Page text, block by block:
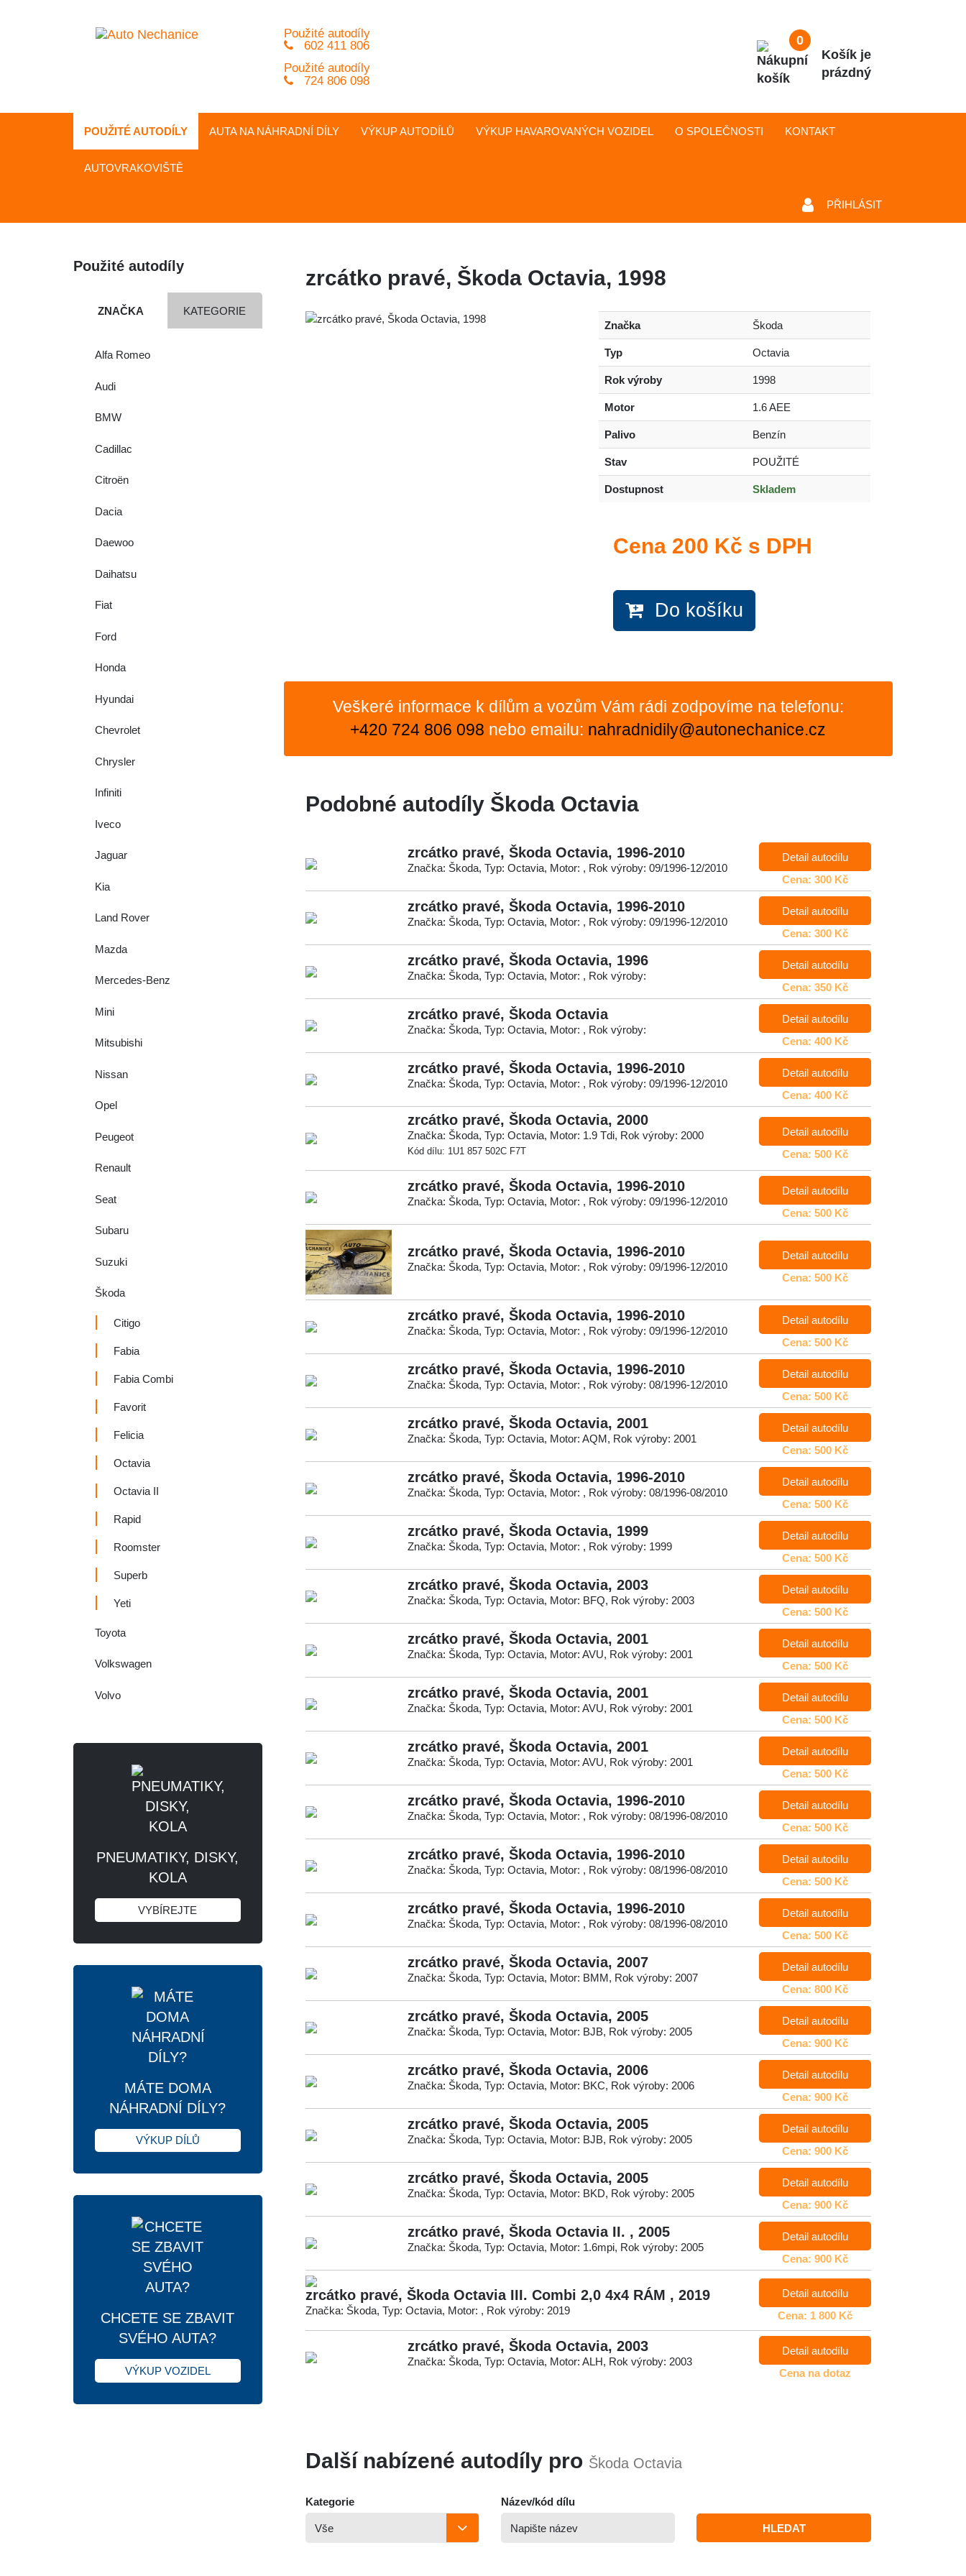
Použité autodíly
602 411 806
Použité autodíly
724 806 098
POUŽITÉ AUTODÍLY AUTA NA NÁHRADNÍ DÍLY VÝKUP AUTODÍLŮ VÝKUP HAVAROVANÝCH VOZIDEL O SPOLEČNOSTI KONTAKT
AUTOVRAKOVIŠTĚ
PŘIHLÁSIT
0
Košík je
prázdný
Použité autodíly
ZNAČKA KATEGORIE
Alfa Romeo
Audi
BMW
Cadillac
Citroën
Dacia
Daewoo
Daihatsu
Fiat
Ford
Honda
Hyundai
Chevrolet
Chrysler
Infiniti
Iveco
Jaguar
Kia
Land Rover
Mazda
Mercedes-Benz
Mini
Mitsubishi
Nissan
Opel
Peugeot
Renault
Seat
Subaru
Suzuki
Škoda
Citigo
Fabia
Fabia Combi
Favorit
Felicia
Octavia
Octavia II
Rapid
Roomster
Superb
Yeti
Toyota
Volkswagen
Volvo
PNEUMATIKY, DISKY,
KOLA
VYBÍREJTE
MÁTE DOMA
NÁHRADNÍ DÍLY?
VÝKUP DÍLŮ
CHCETE SE ZBAVIT
SVÉHO AUTA?
VÝKUP VOZIDEL
zrcátko pravé, Škoda Octavia, 1998
Značka Škoda
Typ Octavia
Rok výroby 1998
Motor 1.6 AEE
Palivo Benzín
Stav POUŽITÉ
Dostupnost Skladem
Cena 200 Kč s DPH
Do košíku
Veškeré informace k dílům a vozům Vám rádi zodpovíme na telefonu:
+420 724 806 098 nebo emailu: nahradnidily@autonechanice.cz
Podobné autodíly Škoda Octavia
zrcátko pravé, Škoda Octavia, 1996-2010
Značka: Škoda, Typ: Octavia, Motor: , Rok výroby: 09/1996-12/2010
Detail autodílu
Cena: 300 Kč
zrcátko pravé, Škoda Octavia, 1996-2010
Značka: Škoda, Typ: Octavia, Motor: , Rok výroby: 09/1996-12/2010
Detail autodílu
Cena: 300 Kč
zrcátko pravé, Škoda Octavia, 1996
Značka: Škoda, Typ: Octavia, Motor: , Rok výroby:
Detail autodílu
Cena: 350 Kč
zrcátko pravé, Škoda Octavia
Značka: Škoda, Typ: Octavia, Motor: , Rok výroby:
Detail autodílu
Cena: 400 Kč
zrcátko pravé, Škoda Octavia, 1996-2010
Značka: Škoda, Typ: Octavia, Motor: , Rok výroby: 09/1996-12/2010
Detail autodílu
Cena: 400 Kč
zrcátko pravé, Škoda Octavia, 2000
Značka: Škoda, Typ: Octavia, Motor: 1.9 Tdi, Rok výroby: 2000
Kód dílu: 1U1 857 502C F7T
Detail autodílu
Cena: 500 Kč
zrcátko pravé, Škoda Octavia, 1996-2010
Značka: Škoda, Typ: Octavia, Motor: , Rok výroby: 09/1996-12/2010
Detail autodílu
Cena: 500 Kč
zrcátko pravé, Škoda Octavia, 1996-2010
Značka: Škoda, Typ: Octavia, Motor: , Rok výroby: 09/1996-12/2010
Detail autodílu
Cena: 500 Kč
zrcátko pravé, Škoda Octavia, 1996-2010
Značka: Škoda, Typ: Octavia, Motor: , Rok výroby: 09/1996-12/2010
Detail autodílu
Cena: 500 Kč
zrcátko pravé, Škoda Octavia, 1996-2010
Značka: Škoda, Typ: Octavia, Motor: , Rok výroby: 08/1996-12/2010
Detail autodílu
Cena: 500 Kč
zrcátko pravé, Škoda Octavia, 2001
Značka: Škoda, Typ: Octavia, Motor: AQM, Rok výroby: 2001
Detail autodílu
Cena: 500 Kč
zrcátko pravé, Škoda Octavia, 1996-2010
Značka: Škoda, Typ: Octavia, Motor: , Rok výroby: 08/1996-08/2010
Detail autodílu
Cena: 500 Kč
zrcátko pravé, Škoda Octavia, 1999
Značka: Škoda, Typ: Octavia, Motor: , Rok výroby: 1999
Detail autodílu
Cena: 500 Kč
zrcátko pravé, Škoda Octavia, 2003
Značka: Škoda, Typ: Octavia, Motor: BFQ, Rok výroby: 2003
Detail autodílu
Cena: 500 Kč
zrcátko pravé, Škoda Octavia, 2001
Značka: Škoda, Typ: Octavia, Motor: AVU, Rok výroby: 2001
Detail autodílu
Cena: 500 Kč
zrcátko pravé, Škoda Octavia, 2001
Značka: Škoda, Typ: Octavia, Motor: AVU, Rok výroby: 2001
Detail autodílu
Cena: 500 Kč
zrcátko pravé, Škoda Octavia, 2001
Značka: Škoda, Typ: Octavia, Motor: AVU, Rok výroby: 2001
Detail autodílu
Cena: 500 Kč
zrcátko pravé, Škoda Octavia, 1996-2010
Značka: Škoda, Typ: Octavia, Motor: , Rok výroby: 08/1996-08/2010
Detail autodílu
Cena: 500 Kč
zrcátko pravé, Škoda Octavia, 1996-2010
Značka: Škoda, Typ: Octavia, Motor: , Rok výroby: 08/1996-08/2010
Detail autodílu
Cena: 500 Kč
zrcátko pravé, Škoda Octavia, 1996-2010
Značka: Škoda, Typ: Octavia, Motor: , Rok výroby: 08/1996-08/2010
Detail autodílu
Cena: 500 Kč
zrcátko pravé, Škoda Octavia, 2007
Značka: Škoda, Typ: Octavia, Motor: BMM, Rok výroby: 2007
Detail autodílu
Cena: 800 Kč
zrcátko pravé, Škoda Octavia, 2005
Značka: Škoda, Typ: Octavia, Motor: BJB, Rok výroby: 2005
Detail autodílu
Cena: 900 Kč
zrcátko pravé, Škoda Octavia, 2006
Značka: Škoda, Typ: Octavia, Motor: BKC, Rok výroby: 2006
Detail autodílu
Cena: 900 Kč
zrcátko pravé, Škoda Octavia, 2005
Značka: Škoda, Typ: Octavia, Motor: BJB, Rok výroby: 2005
Detail autodílu
Cena: 900 Kč
zrcátko pravé, Škoda Octavia, 2005
Značka: Škoda, Typ: Octavia, Motor: BKD, Rok výroby: 2005
Detail autodílu
Cena: 900 Kč
zrcátko pravé, Škoda Octavia II. , 2005
Značka: Škoda, Typ: Octavia, Motor: 1.6mpi, Rok výroby: 2005
Detail autodílu
Cena: 900 Kč
zrcátko pravé, Škoda Octavia III. Combi 2,0 4x4 RÁM , 2019
Značka: Škoda, Typ: Octavia, Motor: , Rok výroby: 2019
Detail autodílu
Cena: 1 800 Kč
zrcátko pravé, Škoda Octavia, 2003
Značka: Škoda, Typ: Octavia, Motor: ALH, Rok výroby: 2003
Detail autodílu
Cena na dotaz
Další nabízené autodíly pro Škoda Octavia
Kategorie Název/kód dílu
HLEDAT